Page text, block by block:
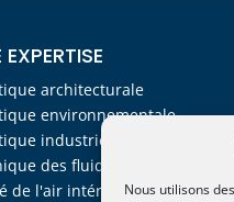
Nous utilisons
architecturale
environnementale
industrielle
des fluides
de l'air intérieur